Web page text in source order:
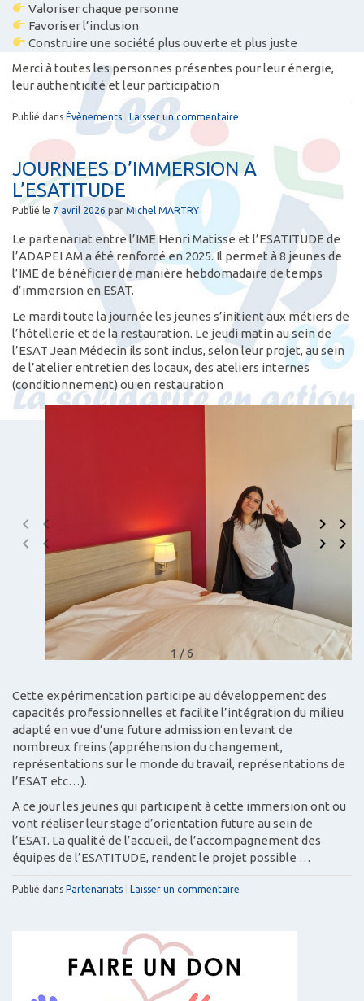
Valoriser chaque personne
Favoriser l’inclusion
Construire une société plus ouverte et plus juste
Merci à toutes les personnes présentes pour leur énergie,
leur authenticité et leur participation
Publié dans Évènements |Laisser un commentaire
JOURNEES D’IMMERSION A
L’ESATITUDE
Publié le 7 avril 2026 par Michel MARTRY
Le partenariat entre l’IME Henri Matisse et l’ESATITUDE de
l’ADAPEI AM a été renforcé en 2025. Il permet à 8 jeunes de
l’IME de bénéficier de manière hebdomadaire de temps
d’immersion en ESAT.
Le mardi toute la journée les jeunes s’initient aux métiers de
l’hôtellerie et de la restauration. Le jeudi matin au sein de
l’ESAT Jean Médecin ils sont inclus, selon leur projet, au sein
de l’atelier entretien des locaux, des ateliers internes
(conditionnement) ou en restauration
1 / 6
Cette expérimentation participe au développement des
capacités professionnelles et facilite l’intégration du milieu
adapté en vue d’une future admission en levant de
nombreux freins (appréhension du changement,
représentations sur le monde du travail, représentations de
l’ESAT etc…).
A ce jour les jeunes qui participent à cette immersion ont ou
vont réaliser leur stage d’orientation future au sein de
l’ESAT. La qualité de l’accueil, de l’accompagnement des
équipes de l’ESATITUDE, rendent le projet possible …
Publié dans Partenariats Laisser un commentaire